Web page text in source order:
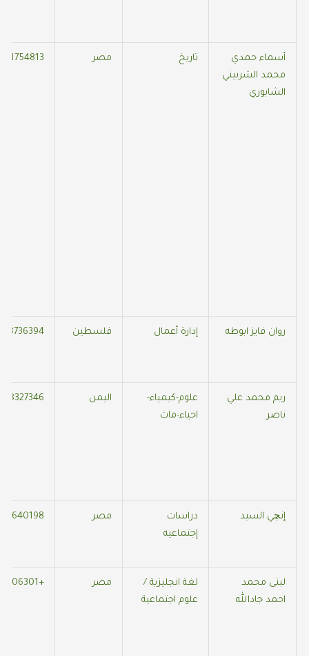
أسماء حمدي
محمد الشربيني
الشابوري
تاريخ مصر
روان فايز ابوطه إدارة أعمال فلسطين
ريم محمد علي
ناصر
علوم-كيمياء-
احياء-ماث
اليمن
إنچي السيد
دراسات
إجتماعيه
مصر
لبنى محمد
احمد جادالله
لغة انجليزية /
علوم اجتماعية
مصر +31687406301